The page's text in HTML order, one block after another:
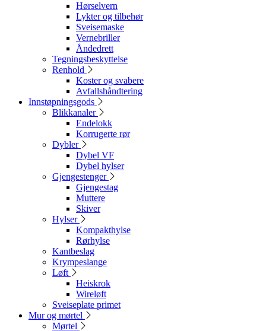
Hørselvern
Lykter og tilbehør
Sveisemaske
Vernebriller
Åndedrett
Tegningsbeskyttelse
Renhold
Koster og svabere
Avfallshåndtering
Innstøpningsgods
Blikkanaler
Endelokk
Korrugerte rør
Dybler
Dybel VF
Dybel hylser
Gjengestenger
Gjengestag
Muttere
Skiver
Hylser
Kompakthylse
Rørhylse
Kantbeslag
Krympeslange
Løft
Heiskrok
Wireløft
Sveiseplate primet
Mur og mørtel
Mørtel